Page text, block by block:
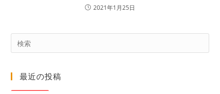
2021年1月25日
最近の投稿